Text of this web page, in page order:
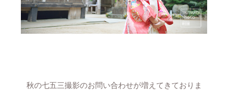
秋の七五三撮影のお問い合わせが増えてきておりま